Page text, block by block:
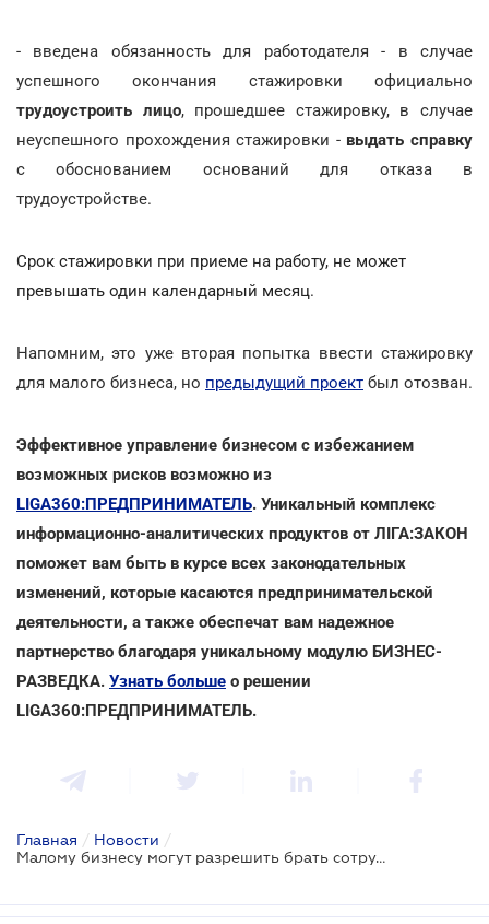
- введена обязанность для работодателя - в случае
успешного окончания стажировки официально
трудоустроить лицо, прошедшее стажировку, в случае
неуспешного прохождения стажировки -выдать справку
с обоснованием оснований для отказа в
трудоустройстве.
Срок стажировки при приеме на работу, не может
превышать один календарный месяц.
Напомним, это уже вторая попытка ввести стажировку
для малого бизнеса, но предыдущий проект был отозван.
Эффективное управление бизнесом с избежанием
возможных рисков возможно из
LIGA360:ПРЕДПРИНИМАТЕЛЬ. Уникальный комплекс
информационно-аналитических продуктов от ЛІГА:ЗАКОН
поможет вам быть в курсе всех законодательных
изменений, которые касаются предпринимательской
деятельности, а также обеспечат вам надежное
партнерство благодаря уникальному модулю БИЗНЕС-
РАЗВЕДКА. Узнать больше о решении
LIGA360:ПРЕДПРИНИМАТЕЛЬ.
Главная / Новости /
Малому бизнесу могут разрешить брать сотрудников на стажировку